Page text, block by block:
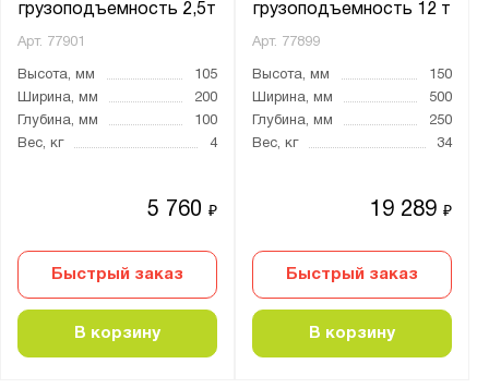
грузоподъемность 2,5т
Арт. 77901
Высота, мм
105
Ширина, мм
200
Глубина, мм
100
Вес, кг
4
5 760₽
Быстрый заказ
В корзину
грузоподъемность 12 т
Арт. 77899
Высота, мм
150
Ширина, мм
500
Глубина, мм
250
Вес, кг
34
19 289₽
Быстрый заказ
В корзину